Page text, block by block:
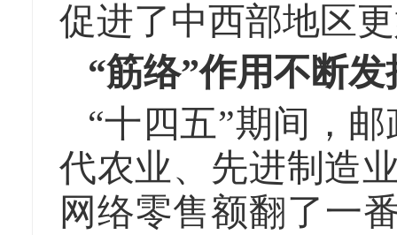
促进了中西部地区
“筋络”作用不断
“十四五”期间，
代农业、先进制造
网络零售额翻了一